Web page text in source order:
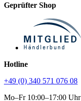
Geprüfter Shop
Hotline
+49 (0) 340 571 076 08
Mo–Fr 10:00–17:00 Uhr